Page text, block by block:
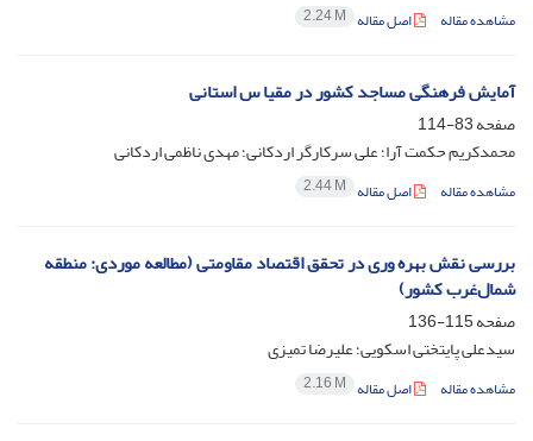
مشاهده مقاله اصل مقاله 2.24 M
آمایش فرهنگی مساجد کشور در مقیا س استانی
صفحه83-114
محمدکریم حکمت آرا؛ علی سرکارگر اردکانی؛ مهدی ناظمی اردکانی
مشاهده مقاله اصل مقاله 2.44 M
بررسی نقش بهره‌ وری در تحقق اقتصاد مقاومتی (مطالعه موردی: منطقه
شمال‌غرب کشور)
صفحه115-136
سیدعلی پایتختی اسکویی؛ علیرضا تمیزی
مشاهده مقاله اصل مقاله 2.16 M